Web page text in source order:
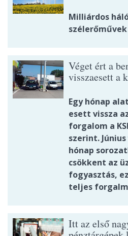
Milliárdos
Véget ért a
visszaesett a
Egy hónap
esett vissza
forgalom a
szerint.
hónap
csökkent az
fogyasztás,
teljes
Itt az első